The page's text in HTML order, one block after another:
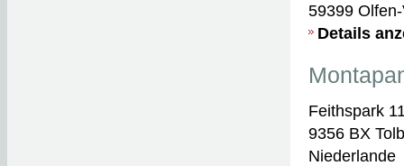
59399
Details
Feithspark
9356 BX
Niederlande